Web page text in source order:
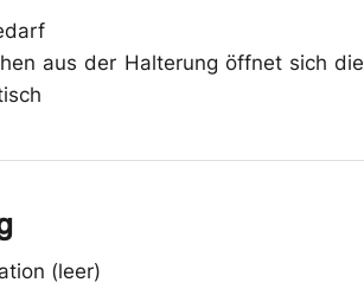
aus der Halterung öffnet sich die
(leer)